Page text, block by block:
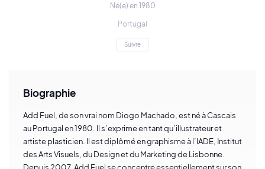
Né(e) en 1980
Portugal
Suivre
Biographie
Add Fuel, de son vrai nom Diogo Machado, est né à Cascais
au Portugal en 1980. Il s’exprime en tant qu’illustrateur et
artiste plasticien. Il est diplômé en graphisme à l’IADE, Institut
des Arts Visuels, du Design et du Marketing de Lisbonne.
Depuis 2007, Add Fuel se concentre essentiellement sur son